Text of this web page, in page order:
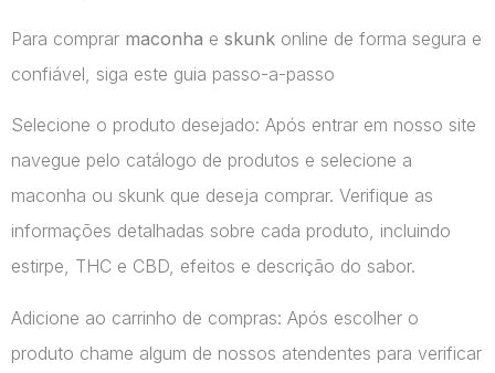
Para comprar maconha e skunk online de forma segura e
confiável, siga este guia passo-a-passo
Selecione o produto desejado: Após entrar em nosso site
navegue pelo catálogo de produtos e selecione a
maconha ou skunk que deseja comprar. Verifique as
informações detalhadas sobre cada produto, incluindo
estirpe, THC e CBD, efeitos e descrição do sabor.
Adicione ao carrinho de compras: Após escolher o
produto chame algum de nossos atendentes para verificar